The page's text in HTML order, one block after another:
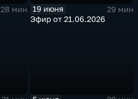
28 мин
19 июня
29 мин
Эфир от 21.06.2026